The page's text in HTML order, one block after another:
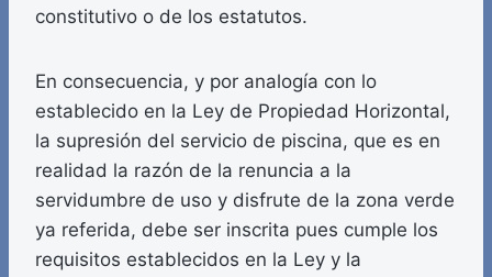
constitutivo o de los estatutos.
En consecuencia, y por analogía con lo
establecido en la Ley de Propiedad Horizontal,
la supresión del servicio de piscina, que es en
realidad la razón de la renuncia a la
servidumbre de uso y disfrute de la zona verde
ya referida, debe ser inscrita pues cumple los
requisitos establecidos en la Ley y la